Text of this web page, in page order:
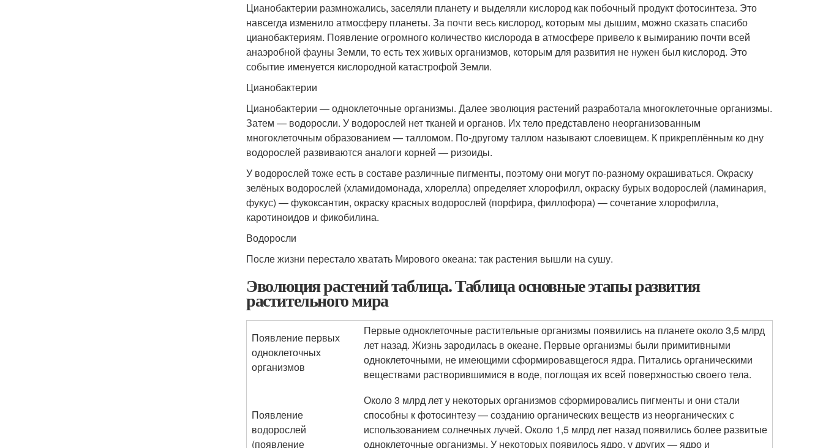
Цианобактерии размножались, заселяли планету и выделяли кислород как побочный продукт фотосинтеза. Это
навсегда изменило атмосферу планеты. За почти весь кислород, которым мы дышим, можно сказать спасибо
цианобактериям. Появление огромного количество кислорода в атмосфере привело к вымиранию почти всей
анаэробной фауны Земли, то есть тех живых организмов, которым для развития не нужен был кислород. Это
событие именуется кислородной катастрофой Земли.
Цианобактерии
Цианобактерии — одноклеточные организмы. Далее эволюция растений разработала многоклеточные организмы.
Затем — водоросли. У водорослей нет тканей и органов. Их тело представлено неорганизованным
многоклеточным образованием — талломом. По-другому таллом называют слоевищем. К прикреплённым ко дну
водорослей развиваются аналоги корней — ризоиды.
У водорослей тоже есть в составе различные пигменты, поэтому они могут по-разному окрашиваться. Окраску
зелёных водорослей (хламидомонада, хлорелла) определяет хлорофилл, окраску бурых водорослей (ламинария,
фукус) — фукоксантин, окраску красных водорослей (порфира, филлофора) — сочетание хлорофилла,
каротиноидов и фикобилина.
Водоросли
После жизни перестало хватать Мирового океана: так растения вышли на сушу.
Эволюция растений таблица. Таблица основные этапы развития
растительного мира
Появление первых
одноклеточных
организмов
Первые одноклеточные растительные организмы появились на планете около 3,5 млрд
лет назад. Жизнь зародилась в океане. Первые организмы были примитивными
одноклеточными, не имеющими сформировавщегося ядра. Питались органическими
веществами растворившимися в воде, поглощая их всей поверхностью своего тела.
Появление
водорослей
(появление
Около 3 млрд лет у некоторых организмов сформировались пигменты и они стали
способны к фотосинтезу — созданию органических веществ из неорганических с
использованием солнечных лучей. Около 1,5 млрд лет назад появились более развитые
одноклеточные организмы. У некоторых появилось ядро, у других — ядро и